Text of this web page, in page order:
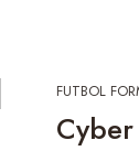
FUTBOL